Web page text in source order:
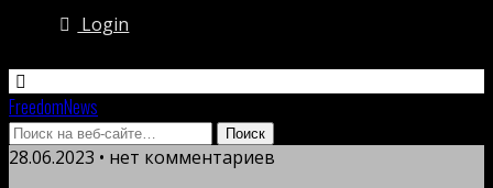
Login
FreedomNews
28.06.2023 • нет комментариев